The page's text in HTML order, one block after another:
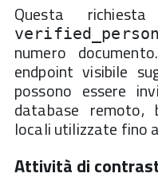
Questa
numero
endpoint visibile
possono essere
database remoto,
locali utilizzate fino
Attività di